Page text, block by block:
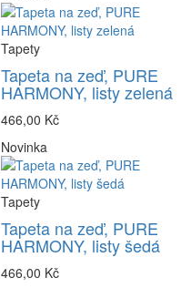
Tapety
Tapeta na zeď, PURE
HARMONY, listy zelená
466,00 Kč
Novinka
Tapety
Tapeta na zeď, PURE
HARMONY, listy šedá
466,00 Kč